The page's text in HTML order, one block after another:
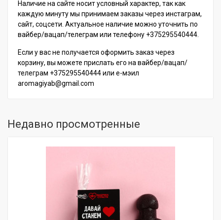
Наличие на сайте носит условный характер, так как
каждую минуту мы принимаем заказы через инстаграм,
сайт, соцсети. Актуальное наличие можно уточнить по
вайбер/вацап/телеграм или телефону +375295540444.
Если у вас не получается оформить заказ через
корзину, вы можете прислать его на вайбер/вацап/
телеграм +375295540444 или е-мэил
aromagiyab@gmail.com
Недавно просмотренные